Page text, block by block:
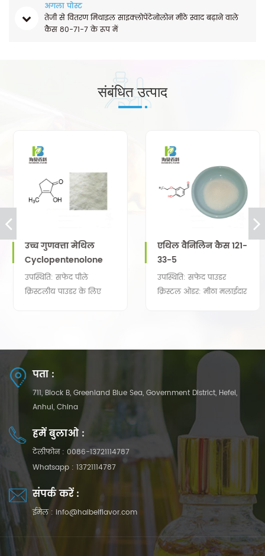
अगला पोस्ट
तेजी से वितरण मिथाइल साइक्लोपेंटेनोलोन मीठे स्वाद बढ़ाने वाले
कैस 80-71-7 के रूप में
संबंधित उत्पाद
उच्च गुणवत्ता मेथिल
Cyclopentenolone
विश्वसनीय से सप्ताहांत
उपस्थिति: सफेद पीले
क्रिस्टलीय पाउडर के लिए
एथिल वैनिलिन कैस 121-
33-5
उपस्थिति: सफेद पाउडर
क्रिस्टल ओडर: मीठा मलाईदार
पता :
711, Block B, Greenland Blue Sea, Government District, Hefei,
Anhui, China
हमें बुलाओ :
टेलीफोन : 0086-13721114787
Whatsapp : 13721114787
संपर्क करें :
ईमेल : info@haibeiflavor.com